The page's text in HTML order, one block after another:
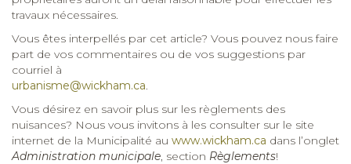
travaux nécessaires.
Vous êtes interpellés par cet article? Vous pouvez nous faire
part de vos commentaires ou de vos suggestions par
courriel à
urbanisme@wickham.ca.
Vous désirez en savoir plus sur les règlements des
nuisances? Nous vous invitons à les consulter sur le site
internet de la Municipalité au www.wickham.ca dans l’onglet
Administration municipale, section Règlements!